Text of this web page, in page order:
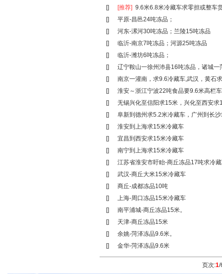
[]
[推荐] 9.6米6.8米冷藏车求零担或整车
[]
平原-昌邑24吨冻品；
[]
河东-漯河30吨冻品；兰陵15吨冻品
[]
临沂-南京7吨冻品；河源25吨冻品
[]
临沂-潍坊6吨冻品；
[]
辽宁鞍山一徐州沛县16吨冻品，诸城一
[]
南京一灌南，求9.6冷藏车,武汉，黄石求
[]
淮安～浙江宁波22吨食品要9.6米高栏车
[]
无锡兴化至信阳求15米，兴化至西安求
[]
阜新到德州求5.2米冷藏车，广州到长
[]
淮安到上海求15米冷藏车
[]
宜昌到西安求15米冷藏车
[]
南宁到上海求15米冷藏车
[]
江苏省淮安市盱眙-商丘冻品17吨求冷
[]
武汉-商丘大米15米冷藏车
[]
商丘-成都冻品10吨
[]
上海-周口冻品15米冷藏车
[]
南平浦城-商丘冻品15米。
[]
天津-商丘冻品15米
[]
余姚-菏泽冻品9.6米。
[]
金华-菏泽冻品9.6米
页次:1/